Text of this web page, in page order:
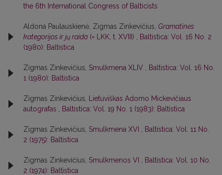
the 6th International Congress of Balticists
Aldona Paulauskienė, Zigmas Zinkevičius, Gramatinės
kategorijos ir jų raida (= LKK, t. XVIII)
Baltistica: Vol. 16 No. 2
(1980): Baltistica
Zigmas Zinkevičius, Smulkmena XLIV
Baltistica: Vol. 16 No.
1 (1980): Baltistica
Zigmas Zinkevičius,
Lietuviškas Adomo Mickevičiaus
autografas
Baltistica: Vol. 19 No. 1 (1983): Baltistica
Zigmas Zinkevičius, Smulkmena XVI
Baltistica: Vol. 11 No.
2 (1975): Baltistica
Zigmas Zinkevičius, Smulkmenos VI
Baltistica: Vol. 10 No.
2 (1974): Baltistica